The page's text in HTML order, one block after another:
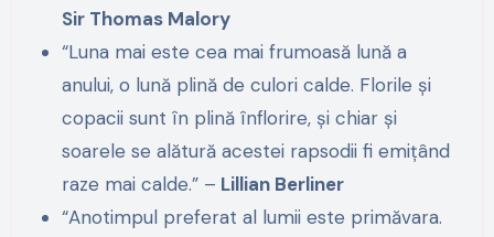
Sir Thomas Malory
“Luna mai este cea mai frumoasă lună a
anului, o lună plină de culori calde. Florile și
copacii sunt în plină înflorire, și chiar și
soarele se alătură acestei rapsodii fi emițând
raze mai calde.” – Lillian Berliner
“Anotimpul preferat al lumii este primăvara.